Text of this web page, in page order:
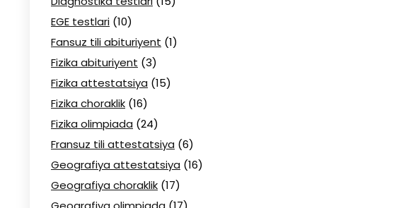
EGE testlari (10)
Fansuz tili abituriyent (1)
Fizika abituriyent (3)
Fizika attestatsiya (15)
Fizika choraklik (16)
Fizika olimpiada (24)
Fransuz tili attestatsiya (6)
Geografiya attestatsiya (16)
Geografiya choraklik (17)